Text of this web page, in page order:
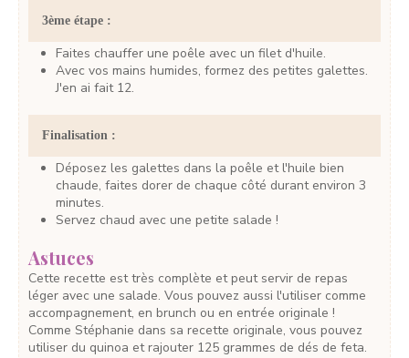
3ème étape :
Faites chauffer une poêle avec un filet d'huile.
Avec vos mains humides, formez des petites galettes.
J'en ai fait 12.
Finalisation :
Déposez les galettes dans la poêle et l'huile bien
chaude, faites dorer de chaque côté durant environ 3
minutes.
Servez chaud avec une petite salade !
Astuces
Cette recette est très complète et peut servir de repas
léger avec une salade. Vous pouvez aussi l'utiliser comme
accompagnement, en brunch ou en entrée originale !
Comme Stéphanie dans sa recette originale, vous pouvez
utiliser du quinoa et rajouter 125 grammes de dés de feta.